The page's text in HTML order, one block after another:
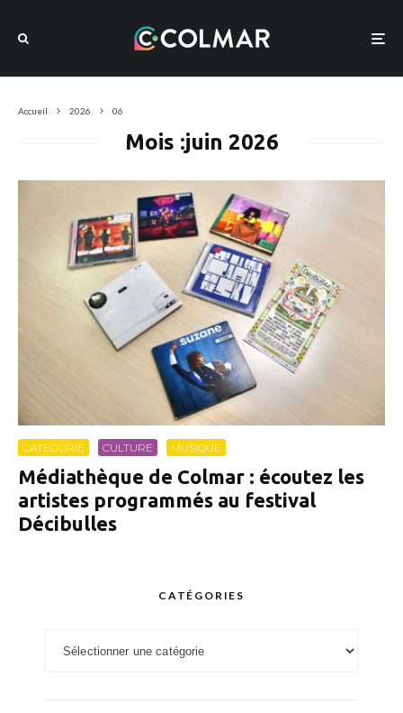
Accueil 2026 06
Mois :juin 2026
CATEGORIE CULTURE MUSIQUE
Médiathèque de Colmar : écoutez les
artistes programmés au festival
Décibulles
CATÉGORIES